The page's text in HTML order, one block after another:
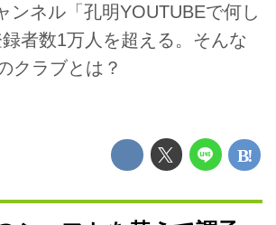
ンネル「孔明YOUTUBEで何し
者数1万人を超える。そんな
クラブとは？